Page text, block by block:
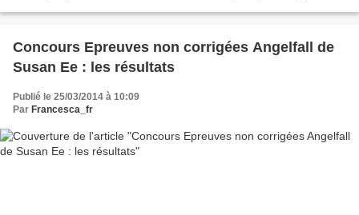
Concours Epreuves non corrigées Angelfall de
Susan Ee : les résultats
Publié le 25/03/2014 à 10:09
Par Francesca_fr